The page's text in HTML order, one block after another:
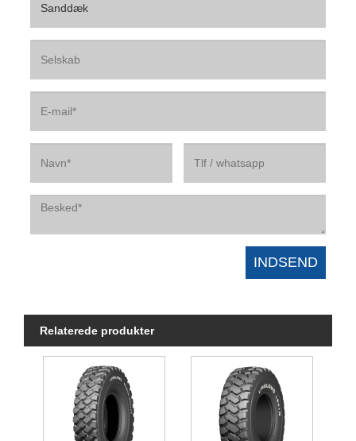
Relaterede produkter